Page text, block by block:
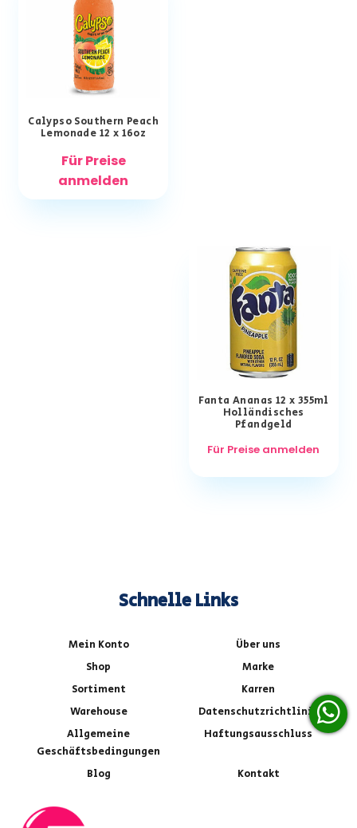
Calypso Southern Peach
Lemonade 12 x 16oz
Für Preise
anmelden
Fanta Ananas 12 x 355ml
Holländisches
Pfandgeld
Für Preise anmelden
Schnelle Links
Mein Konto
Über uns
Shop
Marke
Sortiment
Karren
Warehouse
Datenschutzrichtlinie
Allgemeine
Geschäftsbedingungen
Haftungsausschluss
Blog Kontakt